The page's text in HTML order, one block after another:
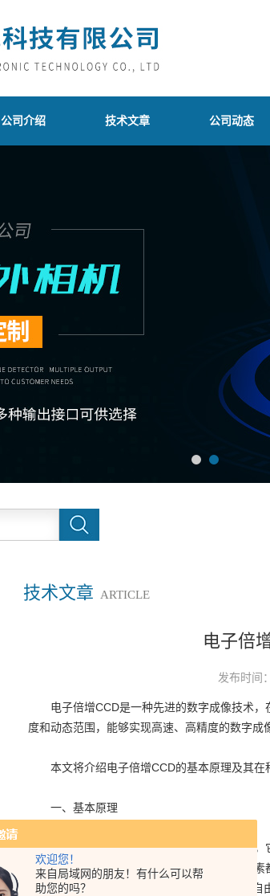
欢迎您！
来自局域网的朋友！有什么可以帮
助您的吗？
公司介绍 技术文章 公司动态
技术文章 ARTICLE
电子倍
发布时
电子倍增CCD是一种先进的数字成像技术
度和动态范围，能够实现高速、高精度的数字成
本文将介绍电子倍增CCD的基本原理及其在
一、基本原理
它是一种具有电子倍增功能的CCD传感器，
号的放大和检测。在电子倍增CCD中，每个像
子相互作用，将电子从势阱中激发出来并形成